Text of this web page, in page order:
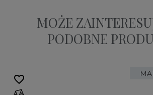
MOŻE
PODOBNE
favorite_border